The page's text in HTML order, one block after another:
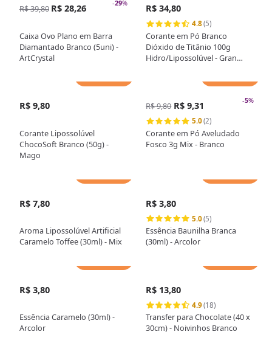
-29%
R$ 39,80 R$ 28,26
Caixa Ovo Plano em Barra
Diamantado Branco (5uni) -
ArtCrystal
R$ 34,80
4.8(5)
Corante em Pó Branco
Dióxido de Titânio 100g
Hidro/Lipossolúvel - Gran
R$ 9,80
Corante Lipossolúvel
ChocoSoft Branco (50g) -
Mago
-5%
R$ 9,80 R$ 9,31
5.0(2)
Corante em Pó Aveludado
Fosco 3g Mix - Branco
R$ 7,80
Aroma Lipossolúvel Artificial
Caramelo Toffee (30ml) - Mix
R$ 3,80
5.0(5)
Essência Baunilha Branca
(30ml) - Arcolor
R$ 3,80
Essência Caramelo (30ml) -
Arcolor
R$ 13,80
4.9(18)
Transfer para Chocolate (40 x
30cm) - Noivinhos Branco